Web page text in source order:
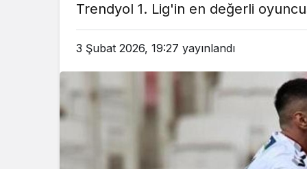
Trendyol 1. Lig'in en değerli
3 Şubat 2026, 19:27 yayınlandı
3 ay önce
Bakanı, Kahraman Polisleri
Gündem
3 ay
Yunanistan’da